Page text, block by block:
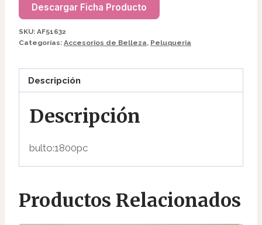
DUAL
AF51632
cantidad
Descargar Ficha Producto
SKU: AF51632
Categorías: Accesorios de Belleza, Peluqueria
Descripción
Descripción
bulto:1800pc
Productos Relacionados